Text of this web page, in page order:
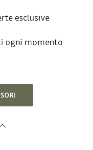
esclusive
ogni momento